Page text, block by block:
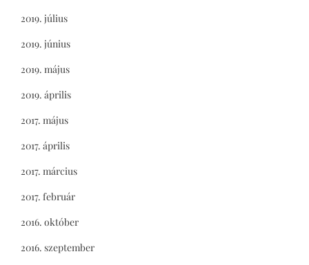
2019. július
2019. június
2019. május
2019. április
2017. május
2017. április
2017. március
2017. február
2016. október
2016. szeptember